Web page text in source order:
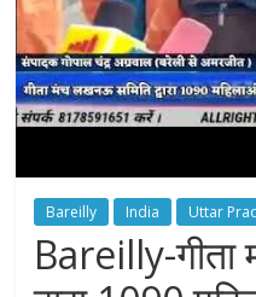
Bareilly India Uttar
Bareilly-